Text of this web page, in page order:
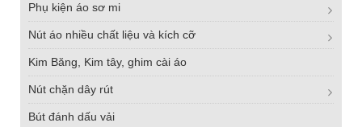
Phụ kiện áo sơ mi
Nút áo nhiều chất liệu và kích cỡ
Kim Băng, Kim tây, ghim cài áo
Nút chặn dây rút
Bút đánh dấu vải